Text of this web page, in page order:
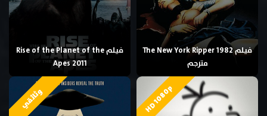
فيلم The New York Ripper 1982
مترجم
فيلم Rise of the Planet of the
Apes 2011
HD 1080p وثائقي